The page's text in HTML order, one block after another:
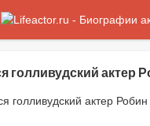
голливудский актер